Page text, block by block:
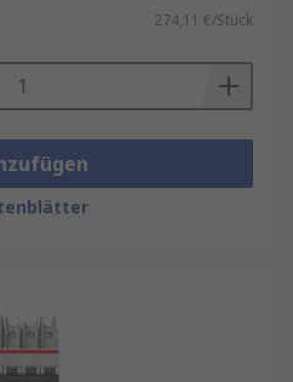
274,11 €/Stück